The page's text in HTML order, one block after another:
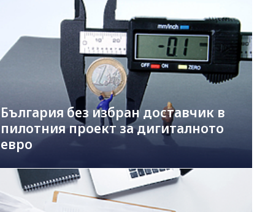
България без избран доставчик в
пилотния проект за дигиталното
евро